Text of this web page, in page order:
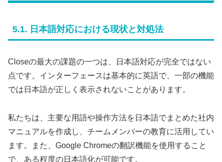
5.1. 日本語対応における現状と対処法
Closeの最大の課題の一つは、日本語対応が完全ではない
点です。インターフェースは基本的に英語で、一部の機能
では日本語が正しく表示されないことがあります。
私たちは、主要な用語や操作方法を日本語でまとめた社内
マニュアルを作成し、チームメンバーの教育に活用してい
ます。また、Google Chromeの翻訳機能を使用すること
で、ある程度の日本語化が可能です。